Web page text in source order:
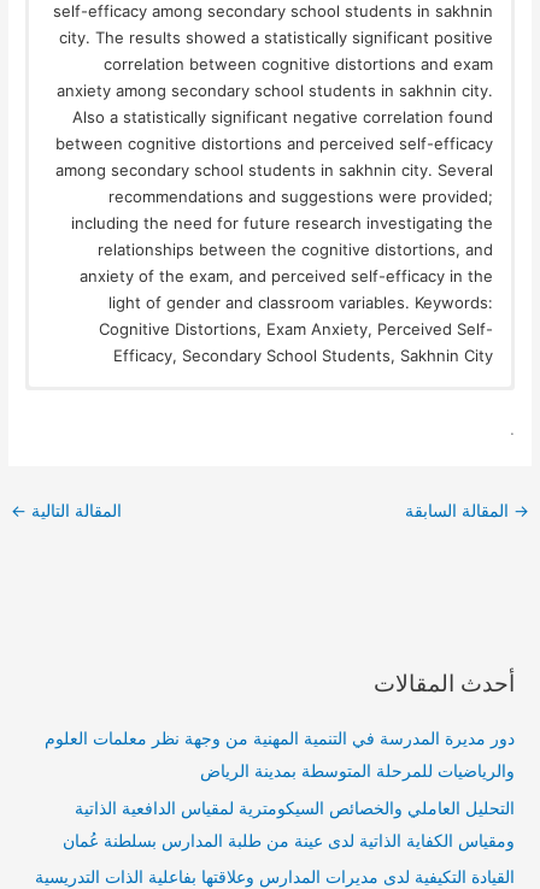
self-efficacy among secondary school students in sakhnin
city. The results showed a statistically significant positive
correlation between cognitive distortions and exam
anxiety among secondary school students in sakhnin city.
Also a statistically significant negative correlation found
between cognitive distortions and perceived self-efficacy
among secondary school students in sakhnin city. Several
recommendations and suggestions were provided;
including the need for future research investigating the
relationships between the cognitive distortions, and
anxiety of the exam, and perceived self-efficacy in the
light of gender and classroom variables. Keywords:
Cognitive Distortions, Exam Anxiety, Perceived Self-
Efficacy, Secondary School Students, Sakhnin City
.
→ المقالة السابقة المقالة التالية ←
أحدث المقالات
دور مديرة المدرسة في التنمية المهنية من وجهة نظر معلمات العلوم
والرياضيات للمرحلة المتوسطة بمدينة الرياض
التحليل العاملي والخصائص السيكومترية لمقياس الدافعية الذاتية
ومقياس الكفاية الذاتية لدى عينة من طلبة المدارس بسلطنة عُمان
القيادة التكيفية لدى مديرات المدارس وعلاقتها بفاعلية الذات التدريسية